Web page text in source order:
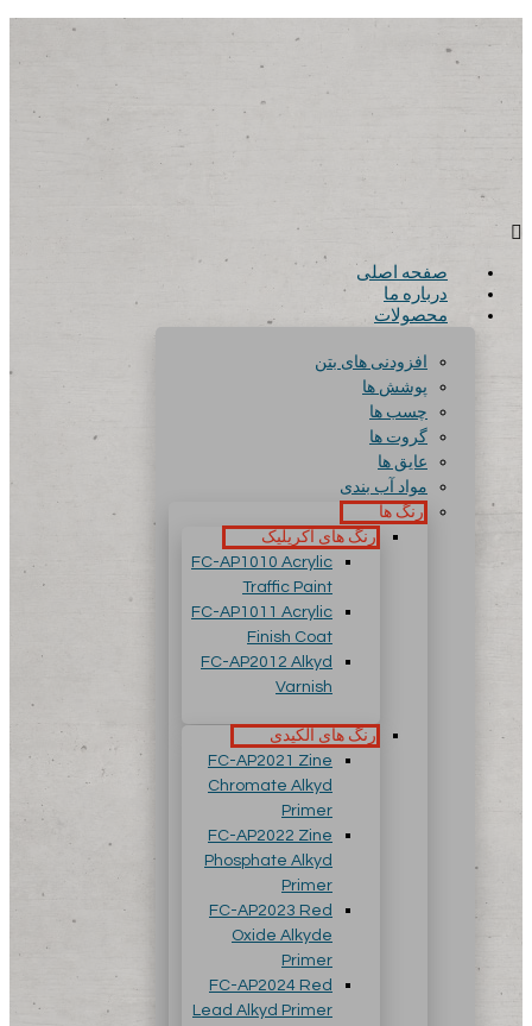
صفحه اصلی
درباره ما
محصولات
افزودنی های بتن
پوشش ها
چسب ها
گروت ها
عایق ها
مواد آب بندی
رنگ ها
رنگ های آکریلیک
FC-AP1010 Acrylic
Traffic Paint
FC-AP1011 Acrylic
Finish Coat
FC-AP2012 Alkyd
Varnish
رنگ های آلکیدی
FC-AP2021 Zine
Chromate Alkyd
Primer
FC-AP2022 Zine
Phosphate Alkyd
Primer
FC-AP2023 Red
Oxide Alkyde
Primer
FC-AP2024 Red
Lead Alkyd Primer